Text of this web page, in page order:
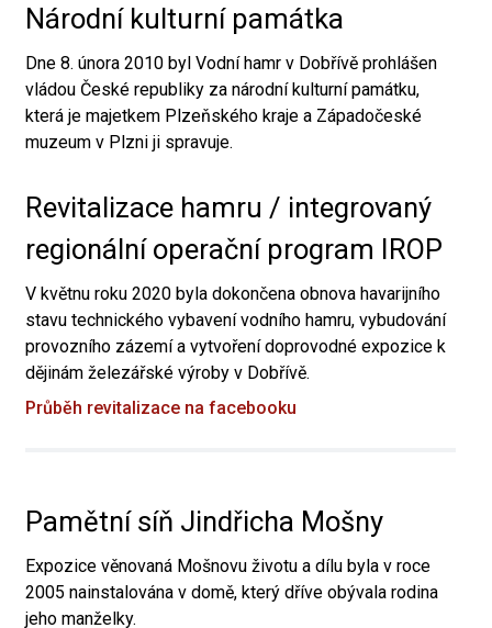
Národní kulturní památka
Dne 8. února 2010 byl Vodní hamr v Dobřívě prohlášen
vládou České republiky za národní kulturní památku,
která je majetkem Plzeňského kraje a Západočeské
muzeum v Plzni ji spravuje.
Revitalizace hamru / integrovaný
regionální operační program IROP
V květnu roku 2020 byla dokončena obnova havarijního
stavu technického vybavení vodního hamru, vybudování
provozního zázemí a vytvoření doprovodné expozice k
dějinám železářské výroby v Dobřívě.
Průběh revitalizace na facebooku
Pamětní síň Jindřicha Mošny
Expozice věnovaná Mošnovu životu a dílu byla v roce
2005 nainstalována v domě, který dříve obývala rodina
jeho manželky.